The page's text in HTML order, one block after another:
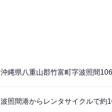
沖縄県八重山郡竹富町字波照間106
波照間港からレンタサイクルで約